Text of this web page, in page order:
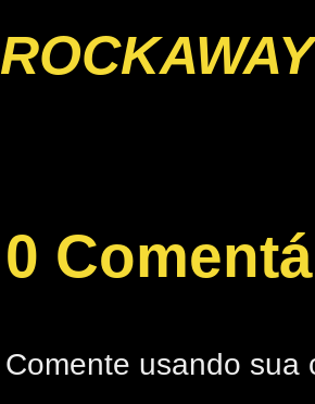
ROCKAWAY
0
Comente usando